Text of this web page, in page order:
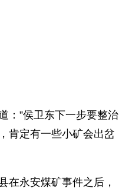
：”侯卫东下一步要整治
肯定有一些小矿会出岔
在永安煤矿事件之后，